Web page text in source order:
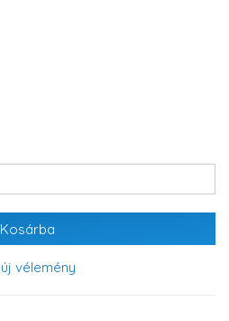
Kosárba
új vélemény